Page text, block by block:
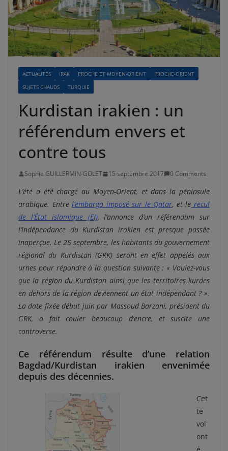
ACTUALITÉS IRAK PROCHE ET MOYEN-ORIENT
PROCHE-ORIENT
SUJETS CHAUDS
TURQUIE
Kurdistan irakien : un
référendum envers et
contre tous
Sophie GUILLERMIN-GOLET 15 septembre 2017 0 Comments
L’été a été chargé au Moyen-Orient, et dans la péninsule
arabique. Entrel’embargo imposé sur le Qatar, et le recul
de l’État islamique (EI), l’annonce d’un référendum sur
l’indépendance du Kurdistan irakien est presque passée
inaperçue. Le 25 septembre, les habitants du gouvernement
régional du Kurdistan (GRK) seront en effet appelés aux
urnes pour répondre à la question suivante : « Voulez-vous
que la région du Kurdistan ainsi que les territoires kurdes
en dehors de la région deviennent un état indépendant ? ».
La date fixée début juin par Massoud Barzani, président du
GRK, a fait couler beaucoup d’encre, et suscite une
controverse.
Ce référendum résulte d’une relation
Bagdad/Kurdistan irakien envenimée
depuis des décennies.
Cet
te
vol
ont